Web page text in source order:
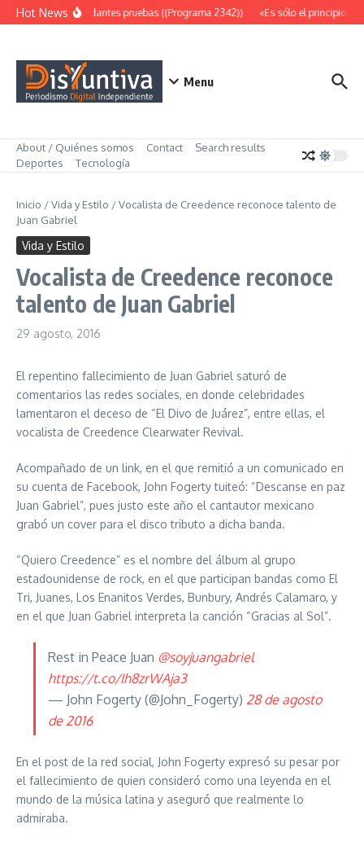
Saltar al contenido
Hot NewsAbundantes pruebas ((Programa 2342)) «Es sólo el principio»
Menu
About / Quiénes somos Contact
Search results
Deportes
Tecnología
Inicio /Vida y Estilo /Vocalista de Creedence reconoce talento de
Juan Gabriel
Vida y Estilo
Vocalista de Creedence reconoce
talento de Juan Gabriel
29 agosto, 2016
El repentino fallecimiento de Juan Gabriel saturó de
comentarios las redes sociales, en donde celebridades
lamentaron el deceso de “El Divo de Juárez”, entre ellas, el
vocalista de Creedence Clearwater Revival.
Acompañado de un link, en el que remitió a un comunicado en
su cuenta de Facebook, John Fogerty tuiteó: “Descanse en paz
Juan Gabriel”, pues justo este año el cantautor mexicano
grabó un cover para el disco tributo a dicha banda.
“Quiero Creedence” es el nombre del álbum al grupo
estadounidense de rock, en el que participan bandas como El
Tri, Juanes, Los Enanitos Verdes, Bunbury, Andrés Calamaro, y
en el que Juan Gabriel interpreta la canción “Gracias al Sol”.
Rest in Peace Juan @soyjuangabriel
https://t.co/Ih8zrWAja3
— John Fogerty (@John_Fogerty) 28 de agosto
de 2016
En el post de la red social, John Fogerty expresó su pesar por
el fallecimiento de quien consideró como una leyenda en el
mundo de la música latina y aseguró que realmente lo
admiraba.